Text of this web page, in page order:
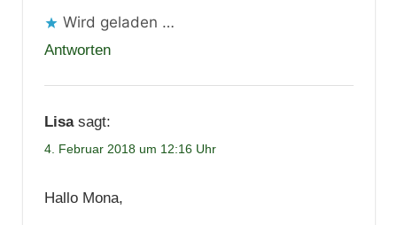
Wird geladen …
Antworten
Lisa sagt:
4. Februar 2018 um 12:16 Uhr
Hallo Mona,